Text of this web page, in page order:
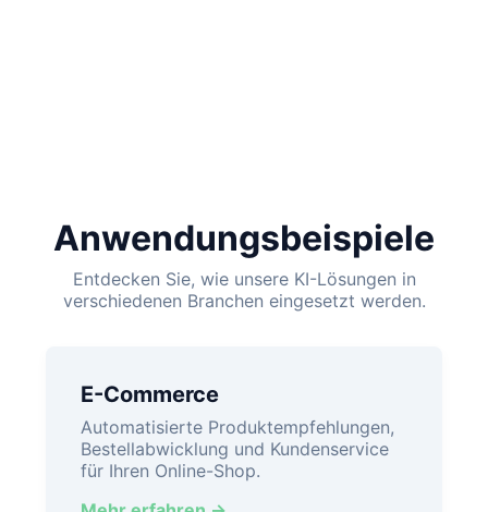
Anwendungsbeispiele
Entdecken Sie, wie unsere KI-Lösungen in
verschiedenen Branchen eingesetzt werden.
E-Commerce
Automatisierte Produktempfehlungen,
Bestellabwicklung und Kundenservice
für Ihren Online-Shop.